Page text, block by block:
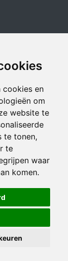
cookies en
om
website te
te tonen,
te
waar
komen.
FalcoTravel